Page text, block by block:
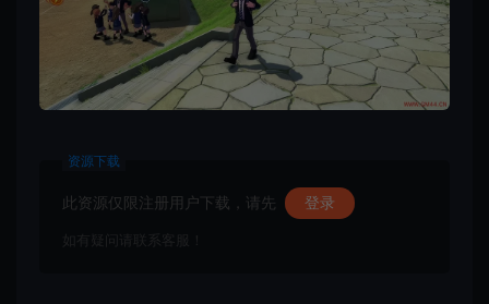
资源下载
此资源仅限注册用户下载，请先 登录
如有疑问请联系客服！